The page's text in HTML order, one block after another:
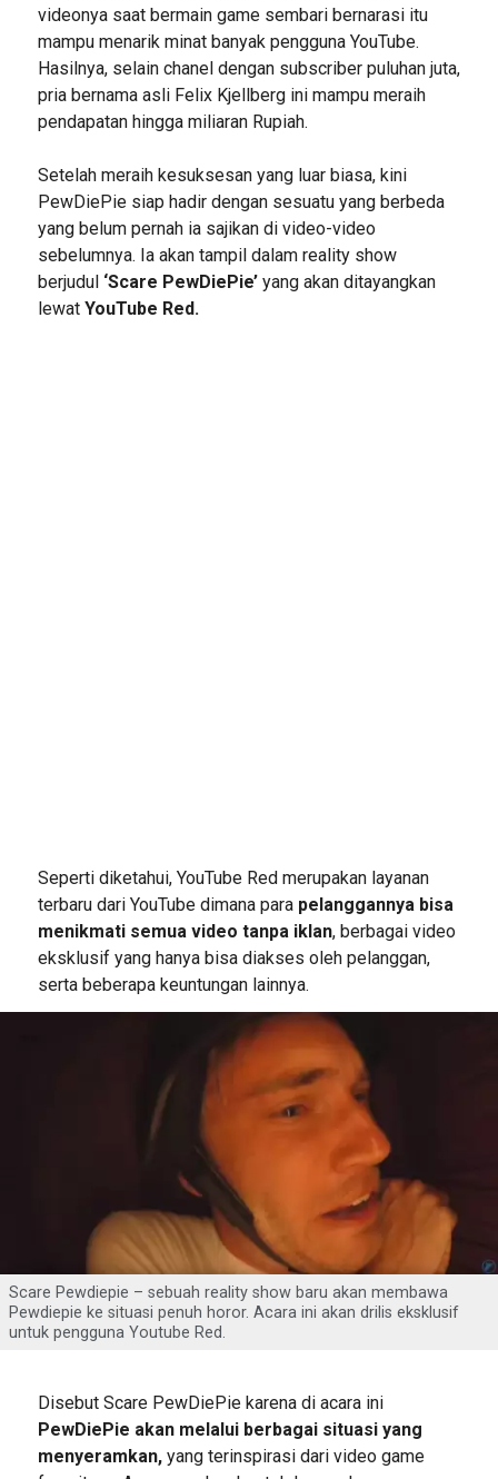
videonya saat bermain game sembari bernarasi itu
mampu menarik minat banyak pengguna YouTube.
Hasilnya, selain chanel dengan subscriber puluhan juta,
pria bernama asli Felix Kjellberg ini mampu meraih
pendapatan hingga miliaran Rupiah.
Setelah meraih kesuksesan yang luar biasa, kini
PewDiePie siap hadir dengan sesuatu yang berbeda
yang belum pernah ia sajikan di video-video
sebelumnya. Ia akan tampil dalam reality show
berjudul‘Scare PewDiePie’yang akan ditayangkan
lewat YouTube Red.
Seperti diketahui, YouTube Red merupakan layanan
terbaru dari YouTube dimana para pelanggannya bisa
menikmati semua video tanpa iklan, berbagai video
eksklusif yang hanya bisa diakses oleh pelanggan,
serta beberapa keuntungan lainnya.
Scare Pewdiepie – sebuah reality show baru akan membawa
Pewdiepie ke situasi penuh horor. Acara ini akan drilis eksklusif
untuk pengguna Youtube Red.
Disebut Scare PewDiePie karena di acara ini
PewDiePie akan melalui berbagai situasi yang
menyeramkan,yang terinspirasi dari video game